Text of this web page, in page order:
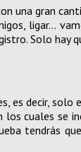
una gran
ligar…
Solo hay
es decir,
cuales se
tendrás